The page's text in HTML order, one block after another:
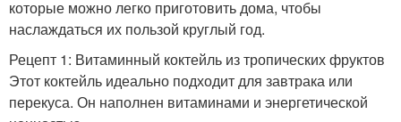
которые можно легко приготовить дома, чтобы
наслаждаться их пользой круглый год.
Рецепт 1: Витаминный коктейль из тропических фруктов
Этот коктейль идеально подходит для завтрака или
перекуса. Он наполнен витаминами и энергетической